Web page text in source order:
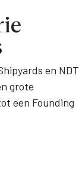
en NDT
grote
een Founding